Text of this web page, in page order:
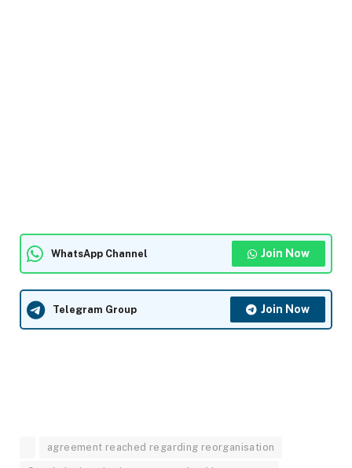
WhatsApp Channel Join Now
Telegram Group Join Now
agreement reached regarding reorganisation